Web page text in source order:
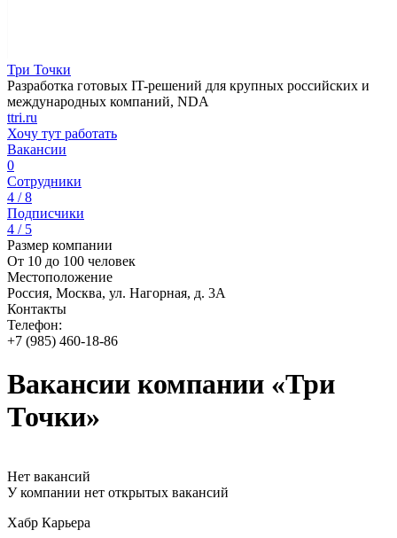
Три Точки
Разработка готовых IT-решений для крупных российских и
международных компаний, NDA
ttri.ru
Хочу тут работать
Вакансии
0
Сотрудники
4 / 8
Подписчики
4 / 5
Размер компании
От 10 до 100 человек
Местоположение
Россия, Москва, ул. Нагорная, д. 3А
Контакты
Телефон:
+7 (985) 460-18-86
Вакансии компании «Три
Точки»
Нет вакансий
У компании нет открытых вакансий
Хабр Карьера